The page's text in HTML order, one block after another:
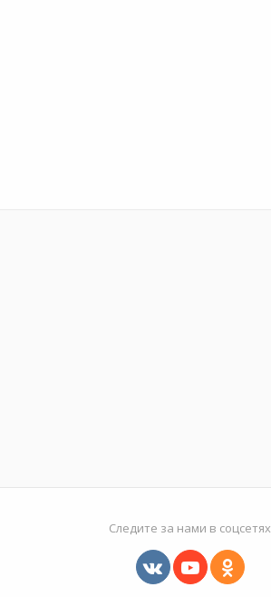
Следите за нами в соцсетях